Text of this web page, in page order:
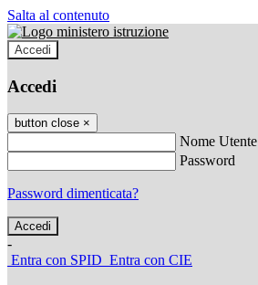
Salta al contenuto
Accedi
Accedi
button close ×
Nome Utente
Password
Password dimenticata?
-
Entra con SPID Entra con CIE